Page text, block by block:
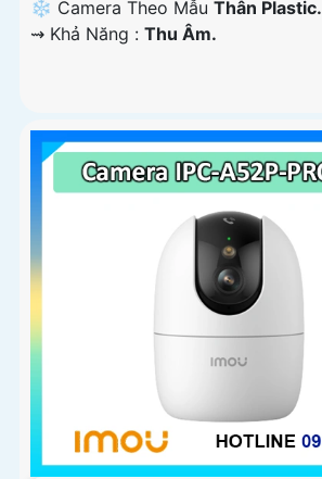
❄ Camera Theo Mẫu Thân Plastic.
️⇝ Khả Năng : Thu Âm.